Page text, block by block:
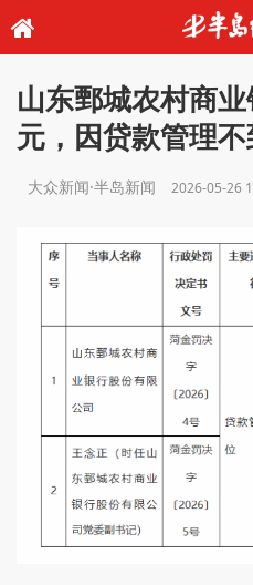
山东鄄城农村商
元，因贷款管理
大众新闻·半岛新闻 2026-05-26